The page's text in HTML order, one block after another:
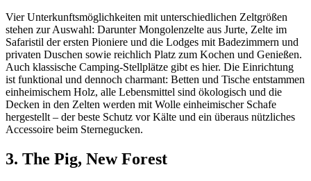
Vier Unterkunftsmöglichkeiten mit unterschiedlichen Zeltgrößen
stehen zur Auswahl: Darunter Mongolenzelte aus Jurte, Zelte im
Safaristil der ersten Pioniere und die Lodges mit Badezimmern und
privaten Duschen sowie reichlich Platz zum Kochen und Genießen.
Auch klassische Camping-Stellplätze gibt es hier. Die Einrichtung
ist funktional und dennoch charmant: Betten und Tische entstammen
einheimischem Holz, alle Lebensmittel sind ökologisch und die
Decken in den Zelten werden mit Wolle einheimischer Schafe
hergestellt – der beste Schutz vor Kälte und ein überaus nützliches
Accessoire beim Sternegucken.
3. The Pig, New Forest